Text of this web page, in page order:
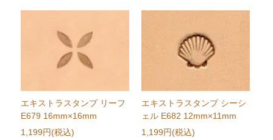
エキストラスタンプ リーフ
E679 16mm×16mm
1,199円(税込)
エキストラスタンプ シーシ
ェル E682 12mm×11mm
1,199円(税込)